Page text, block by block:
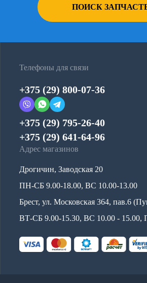
ПОИСК
Телефоны для связи
+375 (29) 800-07-36
+375 (29) 795-26-40
+375 (29) 641-64-96
Адрес магазинов
Дрогичин, Заводская 20
ПН-СБ 9.00-18.00, ВС 10.00-13.00
Брест, ул. Московская 364, пав.6
ВТ-СБ 9.00-15.30, ВС 10.00 - 15.00,